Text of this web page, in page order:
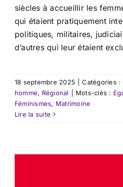
siècles à accueillir les
qui étaient pratiquement
politiques, militaires,
d’autres qui leur étaient
18 septembre 2025 Catégories :
homme, Régional Mots-clés :
Féminismes, Matrimoine
Lire la suite